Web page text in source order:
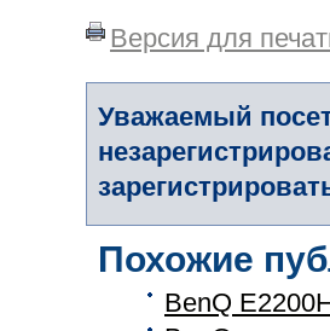
Версия для
Уважаемый
Похожие
BenQ